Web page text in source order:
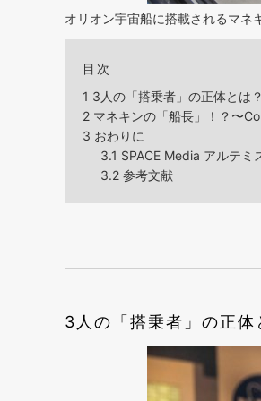
オリオン宇宙船に搭載されるマネ
目次
1 3人の「搭乗者」の正体とは？
2 マネキンの「船長」！？〜
3 おわりに
3.1 SPACE Media アルテミ
3.2参考文献
3人の「搭乗者」の正体